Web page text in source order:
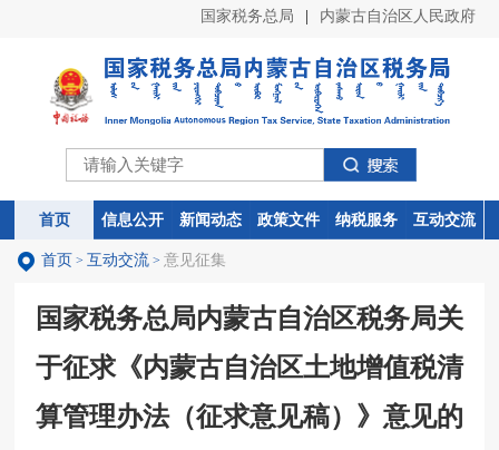
国家税务总局 内蒙古自治区人民政府
首页 信息公开 新闻动态 政策文件 纳税服务 互动交流
首页 信息公开 新闻动态 政策文件 纳税服务 互动交流
首页 > 互动交流> 意见征集
国家税务总局内蒙古自治区税务局关
于征求《内蒙古自治区土地增值税清
算管理办法（征求意见稿）》意见的